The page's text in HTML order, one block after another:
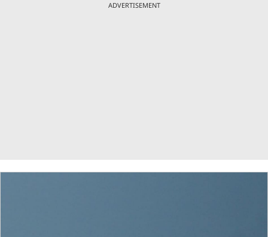
ADVERTISEMENT